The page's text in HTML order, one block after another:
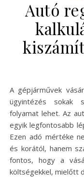
Autó
A gépjárművek vásárlása, illetve az azokkal kapcsolatos
ügyintézés sokak
folyamat lehet. Az
egyik legfontosabb
Ezen adó mértéke
és korától, hanem
fontos, hogy a
költségekkel, mielőtt